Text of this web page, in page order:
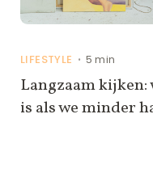
LIFESTYLE • 5 min
Langzaam
is als we minder